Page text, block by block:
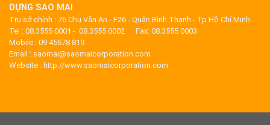
DỰNG SAO MAI
Trụ sở chính : 76 Chu Văn An - F26 - Quận Bình Thạnh - Tp Hồ Chí Minh
Tel : 08.3555 0001 - 08.3555 0002 Fax: 08.3555 0003
Mobile : 09 45678 819
Email : saomai@saomaicorporation.com
Website : http://www.saomaicorporation.com